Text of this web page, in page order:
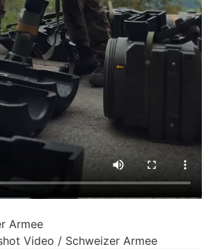
Armee
Video / Schweizer Armee